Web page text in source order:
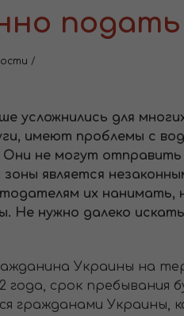
подать
/
усложнились для
имеют проблемы с
не могут
является
их нанимать,
Не нужно далеко
Украины на
срок пребывания
гражданами